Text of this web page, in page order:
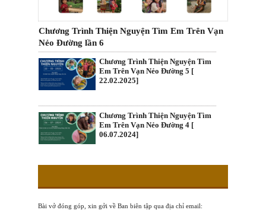
Chương Trình Thiện Nguyện Tìm Em Trên Vạn
Nẻo Đường lần 6
Chương Trình Thiện Nguyện Tìm
Em Trên Vạn Nẻo Đường 5 [
22.02.2025]
Chương Trình Thiện Nguyện Tìm
Em Trên Vạn Nẻo Đường 4 [
06.07.2024]
Bài vở đóng góp, xin gởi về Ban biên tập qua địa chỉ email: